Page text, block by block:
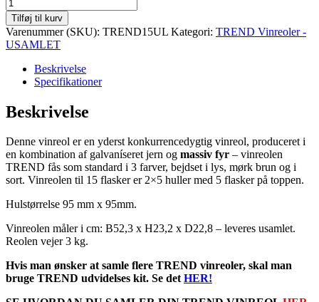
Tilføj til kurv
Varenummer (SKU): TREND15UL Kategori: TREND Vinreoler -
USAMLET
Beskrivelse
Specifikationer
Beskrivelse
Denne vinreol er en yderst konkurrencedygtig vinreol, produceret i
en kombination af galvaníseret jern og massiv fyr – vinreolen
TREND fås som standard i 3 farver, bejdset i lys, mørk brun og i
sort. Vinreolen til 15 flasker er 2×5 huller med 5 flasker på toppen.
Hulstørrelse 95 mm x 95mm.
Vinreolen måler i cm: B52,3 x H23,2 x D22,8 – leveres usamlet.
Reolen vejer 3 kg.
Hvis man ønsker at samle flere TREND vinreoler, skal man
bruge TREND udvidelses kit. Se detHER!